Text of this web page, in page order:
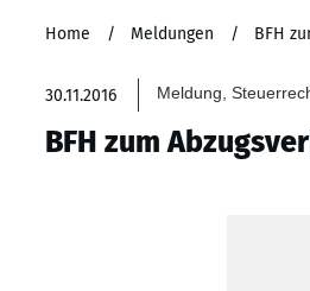
Home / Meldungen / BFH
30.11.2016 Meldung,
BFH zum